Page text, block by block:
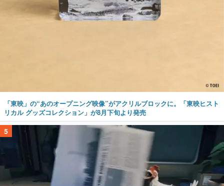
「東映」の“あのオープニング映像”がアクリルブロックに。「東映ヒスト
リカル グッズコレクション」が8月下旬より発売
5